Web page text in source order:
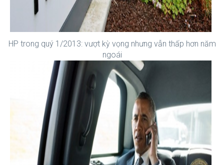
HP trong quý 1/2013: vượt kỳ vọng nhưng vẫn thấp hơn năm
ngoái